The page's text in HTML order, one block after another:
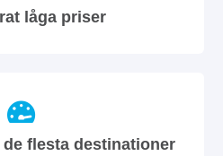
låga priser
flesta destinationer